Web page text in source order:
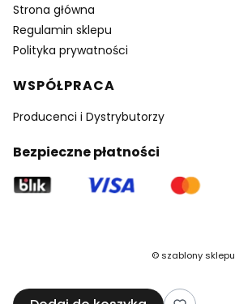
Strona główna
Regulamin sklepu
Polityka prywatności
WSPÓŁPRACA
Producenci i Dystrybutorzy
Bezpieczne płatności
©szablony sklepu